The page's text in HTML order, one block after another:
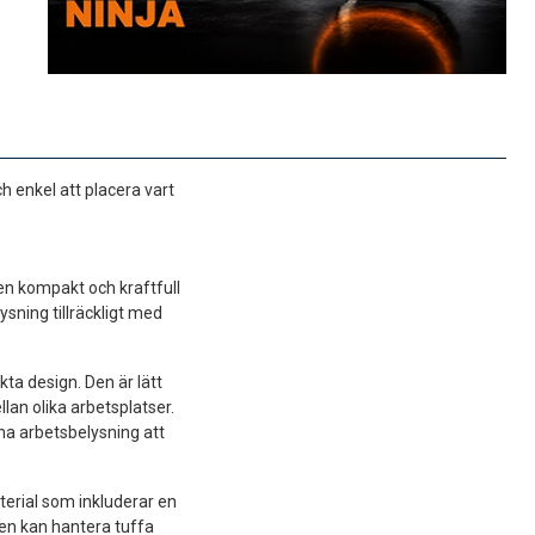
enkel att placera vart
kompakt och kraftfull
tillräckligt med
design. Den är lätt
olika arbetsplatser.
arbetsbelysning att
som inkluderar en
kan hantera tuffa